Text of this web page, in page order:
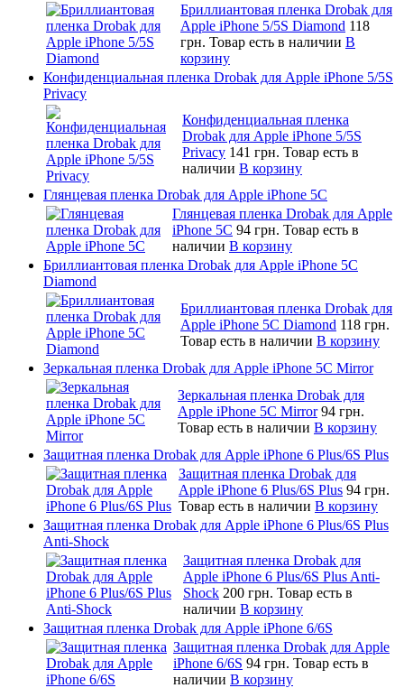
Бриллиантовая пленка Drobak для
Apple iPhone 5/5S Diamond 118
грн. Товар есть в наличии В
корзину
Конфиденциальная пленка Drobak для Apple iPhone 5/5S
Privacy
Конфиденциальная пленка
Drobak для Apple iPhone 5/5S
Privacy 141 грн. Товар есть в
наличии В корзину
Глянцевая пленка Drobak для Apple iPhone 5C
Глянцевая пленка Drobak для Apple
iPhone 5C 94 грн. Товар есть в
наличии В корзину
Бриллиантовая пленка Drobak для Apple iPhone 5C
Diamond
Бриллиантовая пленка Drobak для
Apple iPhone 5C Diamond 118 грн.
Товар есть в наличии В корзину
Зеркальная пленка Drobak для Apple iPhone 5C Mirror
Зеркальная пленка Drobak для
Apple iPhone 5C Mirror 94 грн.
Товар есть в наличии В корзину
Защитная пленка Drobak для Apple iPhone 6 Plus/6S Plus
Защитная пленка Drobak для
Apple iPhone 6 Plus/6S Plus 94 грн.
Товар есть в наличии В корзину
Защитная пленка Drobak для Apple iPhone 6 Plus/6S Plus
Anti-Shock
Защитная пленка Drobak для
Apple iPhone 6 Plus/6S Plus Anti-
Shock 200 грн. Товар есть в
наличии В корзину
Защитная пленка Drobak для Apple iPhone 6/6S
Защитная пленка Drobak для Apple
iPhone 6/6S 94 грн. Товар есть в
наличии В корзину